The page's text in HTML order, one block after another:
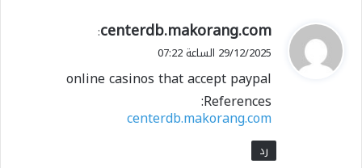
ي
ق
ل
centerdb.makorang.com
:
29/12/2025 الساعة 07:22
online casinos that accept paypal
References:
centerdb.makorang.com
رد